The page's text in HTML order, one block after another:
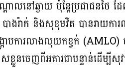
ឆ្ងាយ ប៉ុន្តែប្រជាជនថៃ ដែល
ងរ៉ាក់ និងសុខុមវិត បានរាយកា
ាបការលាងលុយកខ្វក់ (AMLO)
ខ្លួនចេញពីអគារជាបន្ទាន់ដើម្បីសុ